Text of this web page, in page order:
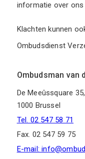
informatie over
Klachten kunnen
Ombudsdienst
Ombudsman van
De Meeûssquare 35,
1000 Brussel
Tel. 02 547 58 71
Fax. 02 547 59 75
E-mail: